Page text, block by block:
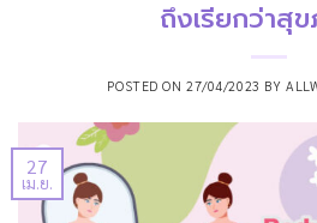
ถึงเรียกว่าสุ
POSTED ON27/04/2023 BY
27
เม.ย.